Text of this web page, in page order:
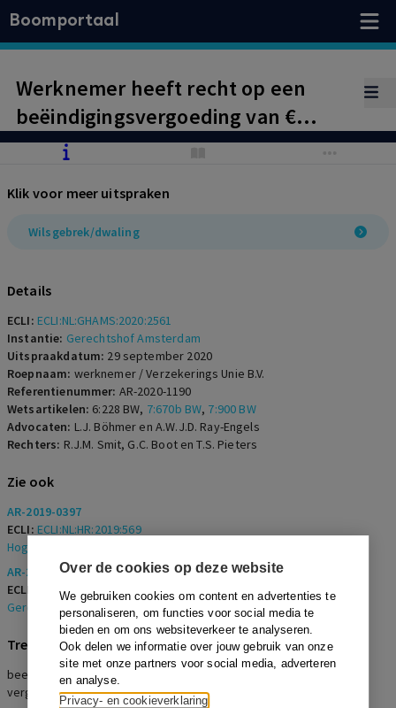
Over de cookies op deze website
We gebruiken cookies om content en advertenties te
personaliseren, om functies voor social media te
bieden en om ons websiteverkeer te analyseren.
Ook delen we informatie over jouw gebruik van onze
site met onze partners voor social media, adverteren
en analyse.
Privacy- en cookieverklaring
Boomportaal
Werknemer heeft recht op een
beëindigingsvergoeding van €
102.621,40. Beroep op dwaling
werknemer bij het aangaan van de
beëindigingsovereenkomst niet in
reorganisatieplannen en
bijbehorende beëindigingsregeling.
Dit was geen uitsluitend
toekomstige omstandigheid.
Klik voor meer uitspraken
Wilsgebrek/dwaling
Details
ECLI: ECLI:NL:GHAMS:2020:2561
Instantie: Gerechtshof Amsterdam
Uitspraakdatum: 29 september 2020
Roepnaam: werknemer / Verzekerings Unie B.V.
Referentienummer: AR-2020-1190
Wetsartikelen: 6:228 BW, 7:670b BW, 7:900 BW
Advocaten: L.J. Böhmer en A.W.J.D. Ray-Engels
Rechters: R.J.M. Smit, G.C. Boot en T.S. Pieters
Zie ook
AR-2019-0397
ECLI: ECLI:NL:HR:2019:569
Hoge Raad
AR-2018-1082
ECLI:
ECLI:NL:GHDHA:2017:3600
Gerechtshof Den Haag,12 december 2017
Trefwoorden
beeindigingsovereenkomst, dwaling, reorganisatie, boventallig,
vergoeding, beëindigingsovereenkomst